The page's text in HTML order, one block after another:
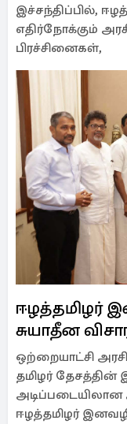
இச்சந்திப்பில்,
எதிர்நோக்கும்
பிரச்சினைகள்,
ஈழத்தமிழர்
சுயாதீன
ஒற்றையாட்சி
தமிழர்
அடிப்படையிலான
ஈழத்தமிழர்